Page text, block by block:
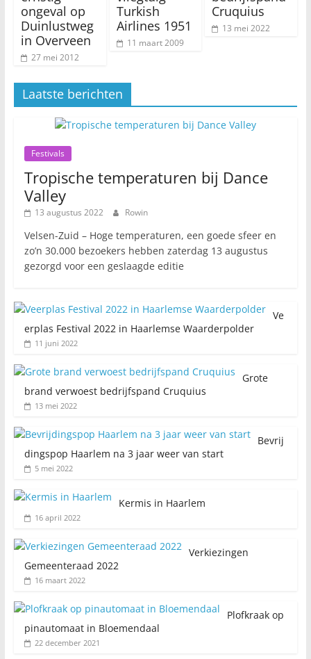
ongeval op
Duinlustweg
in Overveen
27 mei 2012
Turkish
Airlines 1951
11 maart 2009
Cruquius
13 mei 2022
Laatste berichten
Festivals
Tropische temperaturen bij Dance
Valley
13 augustus 2022 Rowin
Velsen-Zuid – Hoge temperaturen, een goede sfeer en
zo’n 30.000 bezoekers hebben zaterdag 13 augustus
gezorgd voor een geslaagde editie
Ve
erplas Festival 2022 in Haarlemse Waarderpolder
11 juni 2022
Grote
brand verwoest bedrijfspand Cruquius
13 mei 2022
Bevrij
dingspop Haarlem na 3 jaar weer van start
5 mei 2022
Kermis in Haarlem
16 april 2022
Verkiezingen
Gemeenteraad 2022
16 maart 2022
Plofkraak op
pinautomaat in Bloemendaal
22 december 2021